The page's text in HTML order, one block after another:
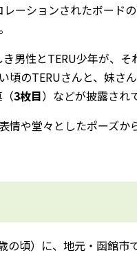
ーションされたボード
男性とTERU少年が、
頃のTERUさんと、妹さ
3枚目）などが披露され
情や堂々としたポーズか
の頃）に、地元・函館市